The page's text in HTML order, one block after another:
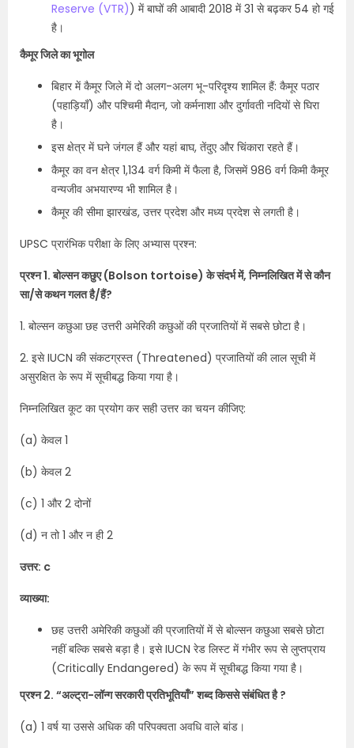
Reserve (VTR)) में बाघों की आबादी 2018 में 31 से बढ़कर 54 हो गई
है।
कैमूर जिले का भूगोल
बिहार में कैमूर जिले में दो अलग-अलग भू-परिदृश्य शामिल हैं: कैमूर पठार
(पहाड़ियाँ) और पश्चिमी मैदान, जो कर्मनाशा और दुर्गावती नदियों से घिरा
है।
इस क्षेत्र में घने जंगल हैं और यहां बाघ, तेंदुए और चिंकारा रहते हैं।
कैमूर का वन क्षेत्र 1,134 वर्ग किमी में फैला है, जिसमें 986 वर्ग किमी कैमूर
वन्यजीव अभयारण्य भी शामिल है।
कैमूर की सीमा झारखंड, उत्तर प्रदेश और मध्य प्रदेश से लगती है।
UPSC प्रारंभिक परीक्षा के लिए अभ्यास प्रश्न:
प्रश्न 1. बोल्सन कछुए (Bolson tortoise) के संदर्भ में, निम्नलिखित में से कौन
सा/से कथन गलत है/हैं?
1. बोल्सन कछुआ छह उत्तरी अमेरिकी कछुओं की प्रजातियों में सबसे छोटा है।
2. इसे IUCN की संकटग्रस्त (Threatened) प्रजातियों की लाल सूची में
असुरक्षित के रूप में सूचीबद्ध किया गया है।
निम्नलिखित कूट का प्रयोग कर सही उत्तर का चयन कीजिए:
(a) केवल 1
(b) केवल 2
(c) 1 और 2 दोनों
(d) न तो 1 और न ही 2
उत्तर: c
व्याख्या:
छह उत्तरी अमेरिकी कछुओं की प्रजातियों में से बोल्सन कछुआ सबसे छोटा
नहीं बल्कि सबसे बड़ा है। इसे IUCN रेड लिस्ट में गंभीर रूप से लुप्तप्राय
(Critically Endangered) के रूप में सूचीबद्ध किया गया है।
प्रश्न 2. “अल्ट्रा-लॉन्ग सरकारी प्रतिभूतियाँ” शब्द किससे संबंधित है ?
(a) 1 वर्ष या उससे अधिक की परिपक्वता अवधि वाले बांड।